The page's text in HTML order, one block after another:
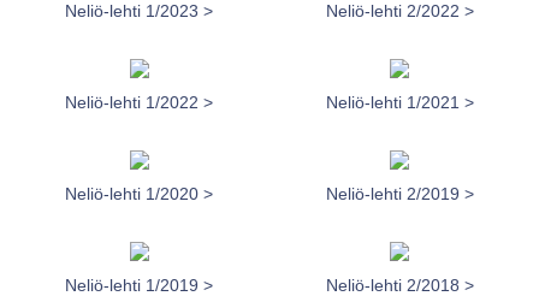
Neliö-lehti 1/2023 > Neliö-lehti 2/2022 >
Neliö-lehti 1/2022 > Neliö-lehti 1/2021 >
Neliö-lehti 1/2020 > Neliö-lehti 2/2019 >
Neliö-lehti 1/2019 > Neliö-lehti 2/2018 >